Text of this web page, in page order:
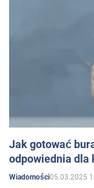
Jak gotować
odpowiednia dla
Wiadomości05.03.2025